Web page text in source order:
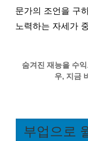
문가의 조언을 구
노력하는 자세가
숨겨진 재능을 수
우, 지금
부업으로